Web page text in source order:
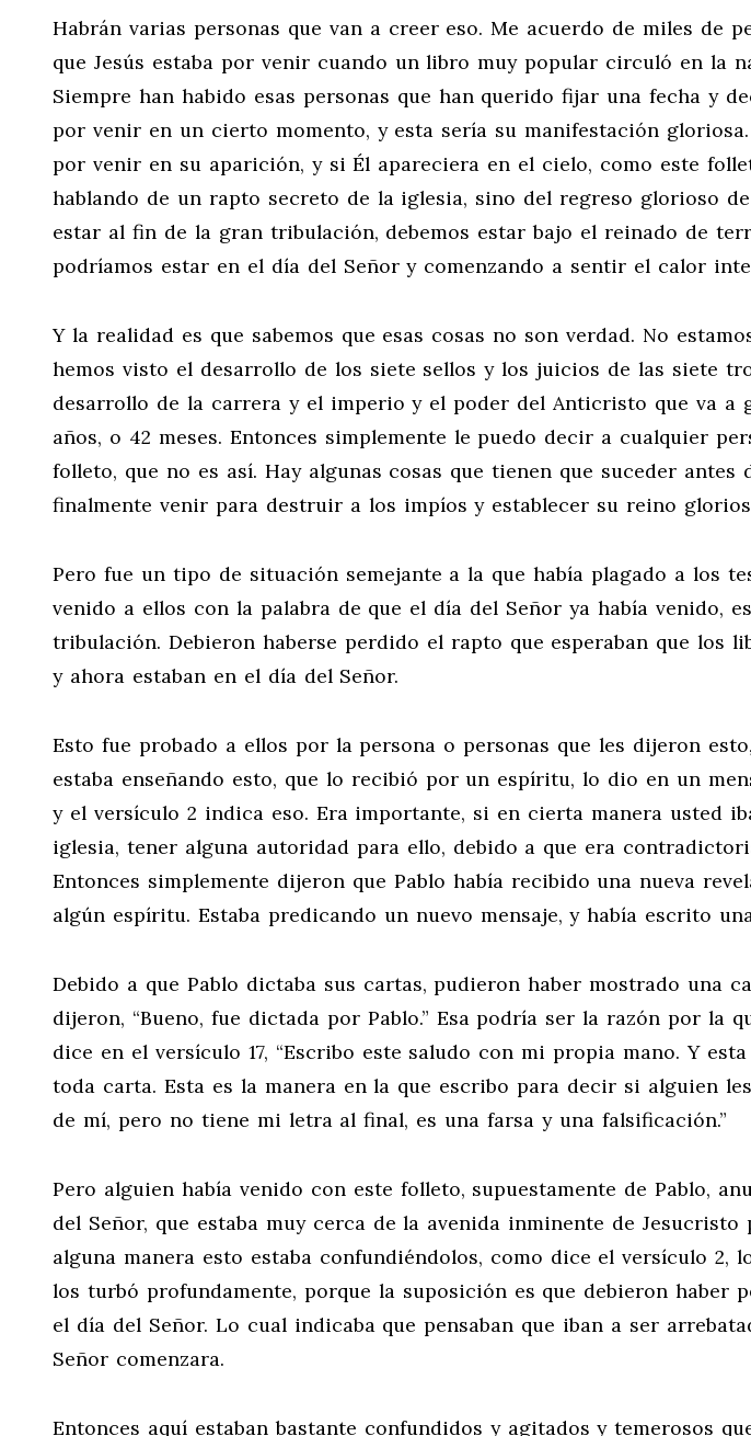
Habrán varias personas que van a creer eso. Me acuerdo de miles de
que Jesús estaba por venir cuando un libro muy popular circuló en la
Siempre han habido esas personas que han querido fijar una fecha y
por venir en un cierto momento, y esta sería su manifestación
por venir en su aparición, y si Él apareciera en el cielo, como este
hablando de un rapto secreto de la iglesia, sino del regreso glorioso
estar al fin de la gran tribulación, debemos estar bajo el reinado de
podríamos estar en el día del Señor y comenzando a sentir el calor
Y la realidad es que sabemos que esas cosas no son verdad. No
hemos visto el desarrollo de los siete sellos y los juicios de las siete
desarrollo de la carrera y el imperio y el poder del Anticristo que va a
años, o 42 meses. Entonces simplemente le puedo decir a cualquier
folleto, que no es así. Hay algunas cosas que tienen que suceder antes
finalmente venir para destruir a los impíos y establecer su reino
Pero fue un tipo de situación semejante a la que había plagado a los
venido a ellos con la palabra de que el día del Señor ya había venido,
tribulación. Debieron haberse perdido el rapto que esperaban que los
y ahora estaban en el día del Señor.
Esto fue probado a ellos por la persona o personas que les dijeron
estaba enseñando esto, que lo recibió por un espíritu, lo dio en un
y el versículo 2 indica eso. Era importante, si en cierta manera usted
iglesia, tener alguna autoridad para ello, debido a que era
Entonces simplemente dijeron que Pablo había recibido una nueva
algún espíritu. Estaba predicando un nuevo mensaje, y había escrito
Debido a que Pablo dictaba sus cartas, pudieron haber mostrado una
dijeron, “Bueno, fue dictada por Pablo.” Esa podría ser la razón por la
dice en el versículo 17, “Escribo este saludo con mi propia mano. Y
toda carta. Esta es la manera en la que escribo para decir si alguien
de mí, pero no tiene mi letra al final, es una farsa y una falsificación.”
Pero alguien había venido con este folleto, supuestamente de Pablo,
del Señor, que estaba muy cerca de la avenida inminente de
alguna manera esto estaba confundiéndolos, como dice el versículo 2,
los turbó profundamente, porque la suposición es que debieron haber
el día del Señor. Lo cual indicaba que pensaban que iban a ser
Señor comenzara.
Entonces aquí estaban bastante confundidos y agitados y temerosos